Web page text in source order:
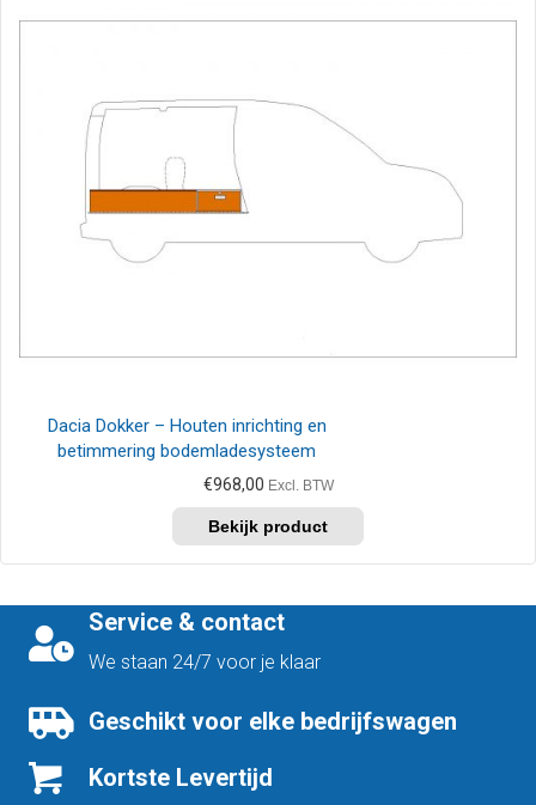
Dacia Dokker – Houten inrichting en
betimmering bodemladesysteem
€968,00 Excl. BTW
Service & contact
We staan 24/7 voor je klaar
Geschikt voor elke bedrijfswagen
Kortste Levertijd